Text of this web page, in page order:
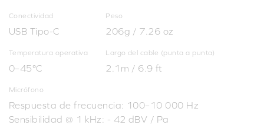
Conectividad
USB Tipo-C
Temperatura operativa
0–45°C
Peso
206g / 7.26 oz
Largo del cable (punta a punta)
2.1m / 6.9 ft
Micrófono
Respuesta de frecuencia: 100–10 000 Hz
Sensibilidad @ 1 kHz: - 42 dBV / Pa